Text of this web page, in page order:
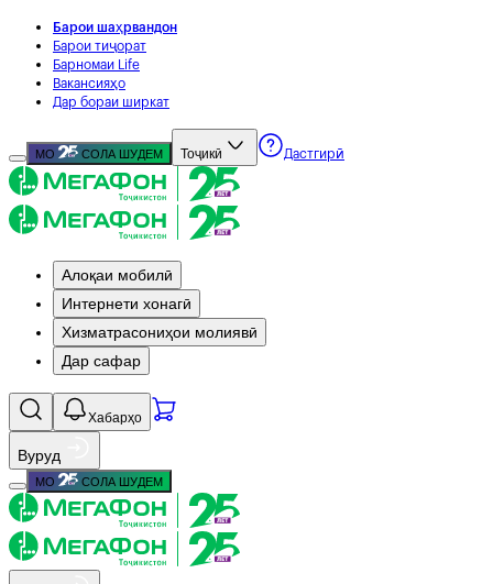
Барои шаҳрвандон
Барои тиҷорат
Барномаи Life
Вакансияҳо
Дар бораи ширкат
МО СОЛА ШУДЕМ Тоҷикӣ Дастгирӣ
Алоқаи мобилӣ
Интернети хонагӣ
Хизматрасониҳои молиявӣ
Дар сафар
Хабарҳо
Вуруд
МО СОЛА ШУДЕМ